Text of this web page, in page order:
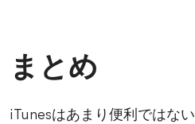
まとめ
iTunesはあまり便利ではな